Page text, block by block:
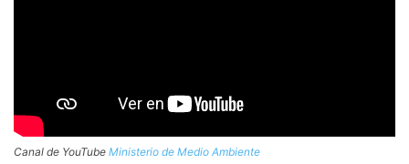
Canal de YouTube Ministerio de Medio Ambiente